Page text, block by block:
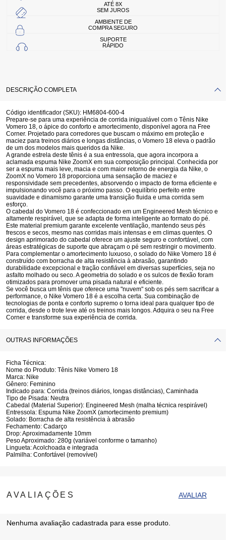
ATÉ 8X
SEM JUROS
AMBIENTE DE
COMPRA SEGURO
SUPORTE
RÁPIDO
DESCRIÇÃO COMPLETA
Código identificador (SKU): HM6804-600-4
Prepare-se para uma experiência de corrida inigualável com o Tênis Nike
Vomero 18, o ápice do conforto e amortecimento, disponível agora na Free
Corner. Projetado para corredores que buscam o máximo em proteção e
maciez para treinos diários e longas distâncias, o Vomero 18 eleva o padrão
de um dos modelos mais queridos da Nike.
A grande estrela deste tênis é a sua entressola, que agora incorpora a
aclamada espuma Nike ZoomX em sua composição principal. Conhecida por
ser a espuma mais leve, macia e com maior retorno de energia da Nike, o
ZoomX no Vomero 18 proporciona uma sensação de maciez e
responsividade sem precedentes, absorvendo o impacto de forma eficiente e
impulsionando você para o próximo passo. O equilíbrio perfeito entre
suavidade e dinamismo garante uma transição fluida e uma corrida sem
esforço.
O cabedal do Vomero 18 é confeccionado em um Engineered Mesh técnico e
altamente respirável , que se adapta de forma inteligente ao formato do pé.
Este material premium garante excelente ventilação, mantendo seus pés
frescos e secos, mesmo nas corridas mais intensas e em climas quentes. O
design aprimorado do cabedal oferece um ajuste seguro e confortável, com
áreas estratégicas de suporte que abraçam o pé sem restringir o movimento.
Para complementar o amortecimento luxuoso, o solado do Nike Vomero 18 é
construído com borracha de alta resistência à abrasão, garantindo
durabilidade excepcional e tração confiável em diversas superfícies, seja no
asfalto molhado ou seco. A geometria do solado e os sulcos de flexão foram
otimizados para promover uma pisada natural e eficiente.
Se você busca um tênis que oferece uma "nuvem" sob os pés sem sacrificar a
performance, o Nike Vomero 18 é a escolha certa. Sua combinação de
tecnologias de ponta e conforto supremo o torna ideal para qualquer tipo de
corrida, desde o trote leve até os treinos mais longos. Adquira o seu na Free
Corner e transforme sua experiência de corrida.
OUTRAS INFORMAÇÕES
Ficha Técnica:
Nome do Produto: Tênis Nike Vomero 18
Marca: Nike
Gênero: Feminino
Indicado para: Corrida (treinos diários, longas distâncias), Caminhada
Tipo de Pisada: Neutra
Cabedal (Material Superior): Engineered Mesh (malha técnica respirável)
Entressola: Espuma Nike ZoomX (amortecimento premium)
Solado: Borracha de alta resistência à abrasão
Fechamento: Cadarço
Drop:Aproximadamente 10mm
Peso Aproximado: 280g (variável conforme o tamanho)
Lingueta:Acolchoada e integrada
Palmilha: Confortável (removível)
Nenhuma avaliação cadastrada para esse produto.